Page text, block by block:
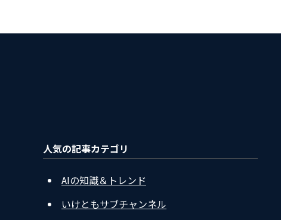
人気の記事カテゴリ
AIの知識＆トレンド
いけともサブチャンネル